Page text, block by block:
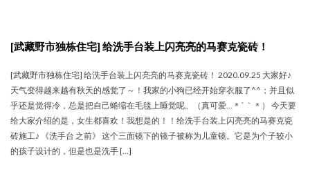
[武藏野市独栋住宅] 给洗手台装上闪亮亮的马赛克瓷砖！
[武藏野市独栋住宅] 给洗手台装上闪亮亮的马赛克瓷砖！ 2020.09.25 大家好♪
天气变得越来越有秋天的感觉了～！我家的小狗已经开始穿衣服了^^；并且似
乎还是觉得冷，总是把自己蜷缩在毛毯上睡觉呢。（真可爱…＊´ ｀＊） 今天要
给大家介绍的是，女生都喜欢！我想是的！！给洗手台装上闪亮亮的马赛克瓷
砖施工♪ 《洗手台 之前》 这个三面镜下的镜子被称为儿童镜。它是为个子较小
的孩子设计的，但是也是洗手 […]